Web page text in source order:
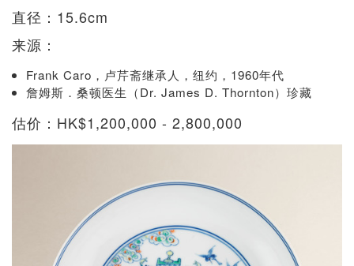
直径：15.6cm
来源：
Frank Caro，卢芹斋继承人，纽约，1960年代
詹姆斯．桑顿医生（Dr. James D. Thornton）珍藏
估价：HK$1,200,000 - 2,800,000